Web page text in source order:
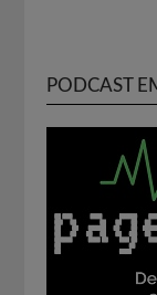
PODCAST